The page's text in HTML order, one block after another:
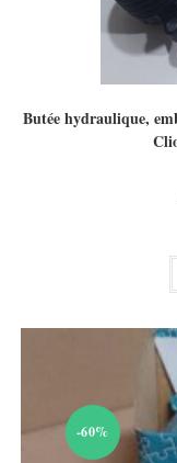
Butée hydraulique,
-60%